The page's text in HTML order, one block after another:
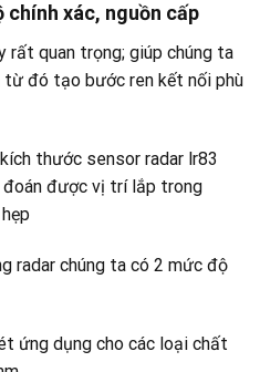
xác, nguồn cấp
rất quan trọng; giúp chúng ta
đó tạo bước ren kết nối phù
thước sensor radar lr83
đoán được vị trí lắp trong
radar chúng ta có 2 mức độ
ứng dụng cho các loại chất